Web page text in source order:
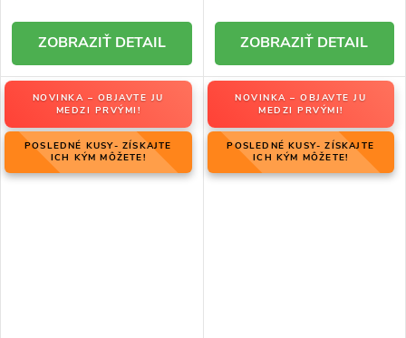
DETAIL DETAIL
NOVINKA – OBJAVTE JU
MEDZI PRVÝMI!
POSLEDNÉ KUSY- ZÍSKAJTE
ICH KÝM MÔŽETE!
NOVINKA – OBJAVTE JU
MEDZI PRVÝMI!
POSLEDNÉ KUSY- ZÍSKAJTE
ICH KÝM MÔŽETE!